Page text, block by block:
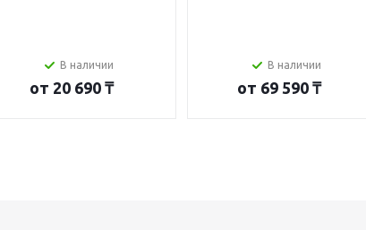
В наличии
от 20 690 ₸
В наличии
от 69 590 ₸